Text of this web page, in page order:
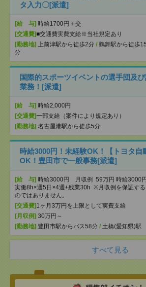
タ入力〇[派遣]
[給 与] 時給1700円＋交
[交通費]■交通費実費支給※当社規定あり
[勤務地] 上前津駅から徒歩2分 / 鶴舞駅から徒歩15
分
国際的スポーツイベントの選手団及
業務！[派遣]
[給 与] 時給2,000円
[交通費]一部支給（案件により規定あり）
[勤務地] 名古屋港駅から徒歩5分
時給3000円！未経験OK！【トヨタ自
OK！豊田市で一般事務[派遣]
[給 与] 時給3000円 月収例 59万円 時給3000
実働8h×週5日×4週+残業30h ※月収例を保証する
のではありません。
[交通費] 1ヶ月3万円を上限として実費支給
[月収例] 30万円～
[勤務地] 豊田市駅からバス58分 / 土橋(愛知県)駅
すべて見る